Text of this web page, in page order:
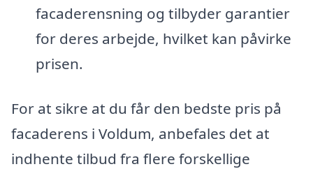
facaderensning og tilbyder garantier
for deres arbejde, hvilket kan påvirke
prisen.
For at sikre at du får den bedste pris på
facaderens i Voldum, anbefales det at
indhente tilbud fra flere forskellige